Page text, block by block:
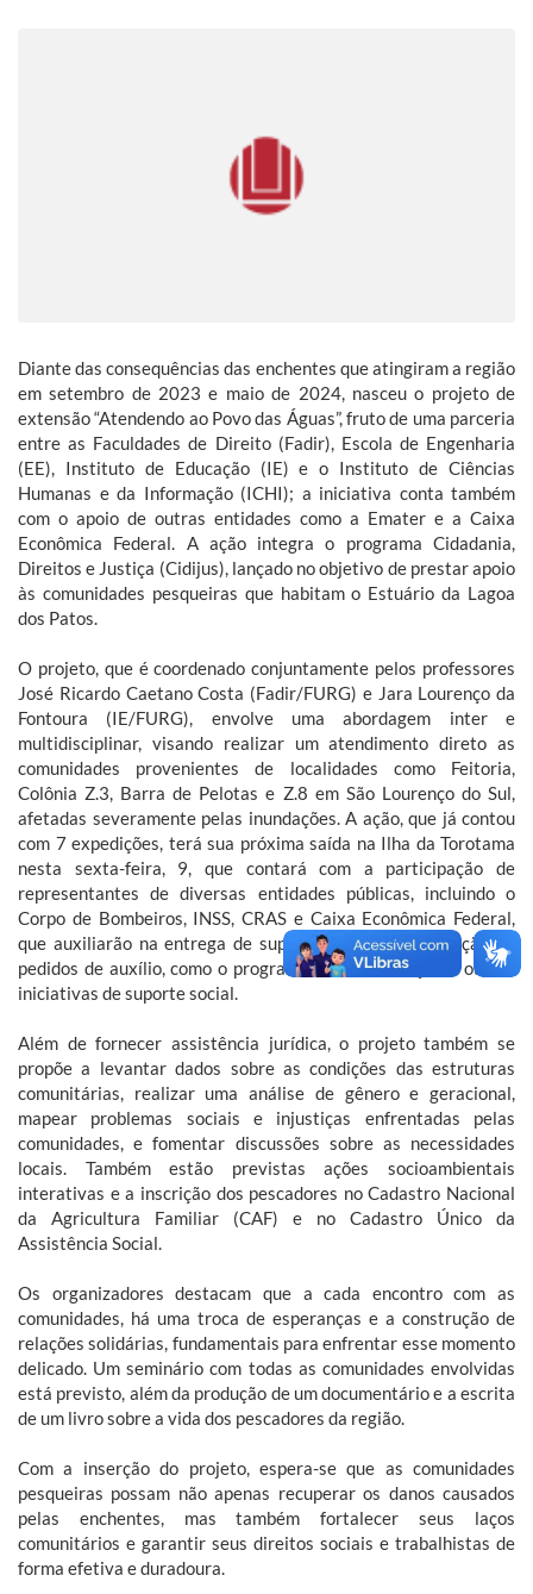
Diante das consequências das enchentes que atingiram a região
em setembro de 2023 e maio de 2024, nasceu o projeto de
extensão “Atendendo ao Povo das Águas”, fruto de uma parceria
entre as Faculdades de Direito (Fadir), Escola de Engenharia
(EE), Instituto de Educação (IE) e o Instituto de Ciências
Humanas e da Informação (ICHI); a iniciativa conta também
com o apoio de outras entidades como a Emater e a Caixa
Econômica Federal. A ação integra o programa Cidadania,
Direitos e Justiça (Cidijus), lançado no objetivo de prestar apoio
às comunidades pesqueiras que habitam o Estuário da Lagoa
dos Patos.
O projeto, que é coordenado conjuntamente pelos professores
José Ricardo Caetano Costa (Fadir/FURG) e Jara Lourenço da
Fontoura (IE/FURG), envolve uma abordagem inter e
multidisciplinar, visando realizar um atendimento direto as
comunidades provenientes de localidades como Feitoria,
Colônia Z.3, Barra de Pelotas e Z.8 em São Lourenço do Sul,
afetadas severamente pelas inundações. A ação, que já contou
com 7 expedições, terá sua próxima saída na Ilha da Torotama
nesta sexta-feira, 9, que contará com a participação de
representantes de diversas entidades públicas, incluindo o
Corpo de Bombeiros, INSS, CRAS e Caixa Econômica Federal,
que auxiliarão na entrega de suprimentos e na efetivação de
pedidos de auxílio, como o programa de reconstrução e outras
iniciativas de suporte social.
Além de fornecer assistência jurídica, o projeto também se
propõe a levantar dados sobre as condições das estruturas
comunitárias, realizar uma análise de gênero e geracional,
mapear problemas sociais e injustiças enfrentadas pelas
comunidades, e fomentar discussões sobre as necessidades
locais. Também estão previstas ações socioambientais
interativas e a inscrição dos pescadores no Cadastro Nacional
da Agricultura Familiar (CAF) e no Cadastro Único da
Assistência Social.
Os organizadores destacam que a cada encontro com as
comunidades, há uma troca de esperanças e a construção de
relações solidárias, fundamentais para enfrentar esse momento
delicado. Um seminário com todas as comunidades envolvidas
está previsto, além da produção de um documentário e a escrita
de um livro sobre a vida dos pescadores da região.
Com a inserção do projeto, espera-se que as comunidades
pesqueiras possam não apenas recuperar os danos causados
pelas enchentes, mas também fortalecer seus laços
comunitários e garantir seus direitos sociais e trabalhistas de
forma efetiva e duradoura.